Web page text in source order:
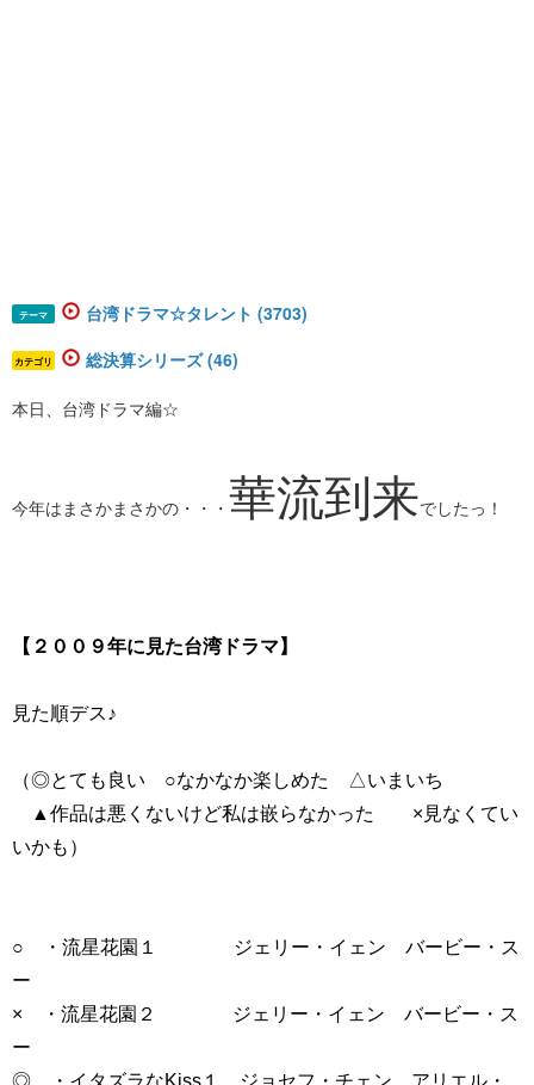
テーマ 台湾ドラマ☆タレント (3703)
カテゴリ 総決算シリーズ (46)
本日、台湾ドラマ編☆
今年はまさかまさかの・・・ 華流到来でしたっ！
【２００９年に見た台湾ドラマ】
見た順デス♪
（◎とても良い ○なかなか楽しめた △いまいち
▲作品は悪くないけど私は嵌らなかった ×見なくてい
いかも）
○ ・流星花園１ ジェリー・イェン バービー・ス
ー
× ・流星花園２ ジェリー・イェン バービー・ス
ー
◎ ・イタズラなKiss１ ジョセフ・チェン アリエル・